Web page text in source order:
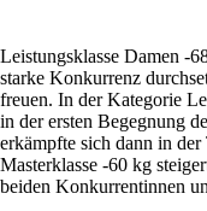
Leistungsklasse Damen -
starke Konkurrenz
freuen. In der Kategorie
in der ersten Begegnung
erkämpfte sich dann in
Masterklasse -60 kg
beiden Konkurrentinnen